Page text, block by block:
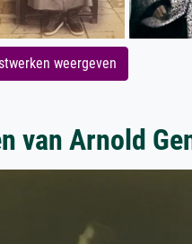
weergeven
van Arnold